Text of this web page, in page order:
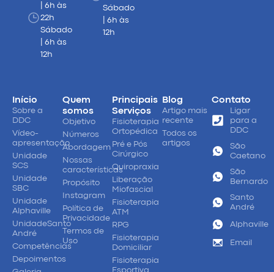
| 6h às
22h
Sábado
| 6h às
12h
Sábado
| 6h às
12h
Início
Sobre a
DDC
Vídeo-
apresentação
Unidade
SCS
Unidade
SBC
Unidade
Alphaville
UnidadeSanto
André
Competências
Depoimentos
Quem
somos
Objetivo
Números
Abordagem
Nossas
características
Propósito
Instagram
Política de
Privacidade
Termos de
Uso
Principais
Serviços
Fisioterapia
Ortopédica
Pré e Pós
Cirúrgico
Quiropraxia
Liberação
Miofascial
Fisioterapia
ATM
RPG
Fisioterapia
Domiciliar
Fisioterapia
Esportiva
Blog
Artigo mais
recente
Todos os
artigos
Contato
Ligar
para a
DDC
São
Caetano
São
Bernardo
Santo
André
Alphaville
Email